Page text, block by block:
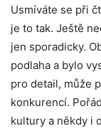
Usmíváte se při
je to tak. Ještě
jen sporadicky.
podlaha a bylo
pro detail, může
konkurencí.
kultury a někdy i